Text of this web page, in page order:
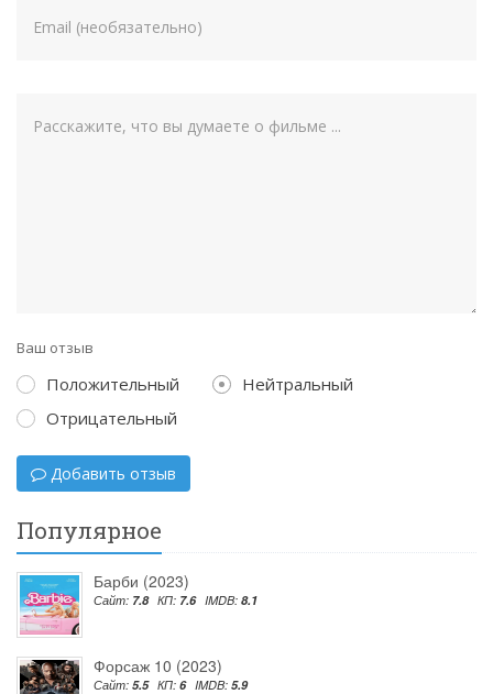
Ваш отзыв
Положительный
Нейтральный
Отрицательный
Добавить отзыв
Популярное
Барби (2023)
Сайт: 7.8 КП: 7.6 IMDB: 8.1
Форсаж 10 (2023)
Сайт: 5.5 КП: 6 IMDB: 5.9